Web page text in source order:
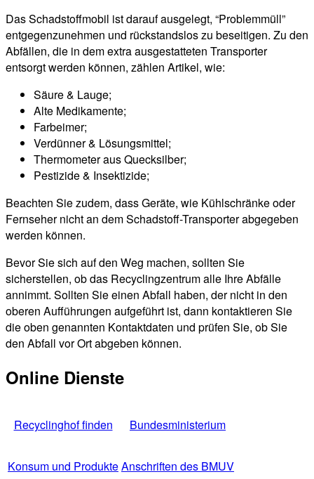
Das Schadstoffmobil ist darauf ausgelegt, “Problemmüll”
entgegenzunehmen und rückstandslos zu beseitigen. Zu den
Abfällen, die in dem extra ausgestatteten Transporter
entsorgt werden können, zählen Artikel, wie:
Säure & Lauge;
Alte Medikamente;
Farbeimer;
Verdünner & Lösungsmittel;
Thermometer aus Quecksilber;
Pestizide & Insektizide;
Beachten Sie zudem, dass Geräte, wie Kühlschränke oder
Fernseher nicht an dem Schadstoff-Transporter abgegeben
werden können.
Bevor Sie sich auf den Weg machen, sollten Sie
sicherstellen, ob das Recyclingzentrum alle Ihre Abfälle
annimmt. Sollten Sie einen Abfall haben, der nicht in den
oberen Aufführungen aufgeführt ist, dann kontaktieren Sie
die oben genannten Kontaktdaten und prüfen Sie, ob Sie
den Abfall vor Ort abgeben können.
Online Dienste
Recyclinghof finden Bundesministerium
Konsum und ProdukteAnschriften des BMUV